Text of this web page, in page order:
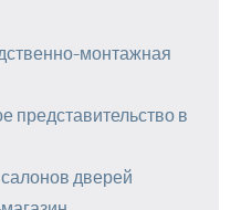
монтажная
представительство в
дверей